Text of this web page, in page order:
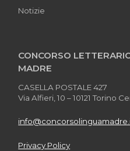
Notizie
CONCORSO
MADRE
CASELLA POSTALE 427
Via Alfieri, 10 – 10121 Torino
Privacy Policy